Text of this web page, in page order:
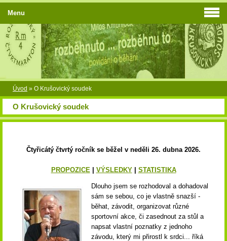
Úvod » O Krušovický soudek
O Krušovický soudek
Čtyřicátý čtvrtý ročník se běžel v neděli 26. dubna 2026.
PROPOZICE| VÝSLEDKY| STATISTIKA
Dlouho jsem se rozhodoval a dohadoval
sám se sebou, co je vlastně snazší -
běhat, závodit, organizovat různé
sportovní akce, či zasednout za stůl a
napsat vlastní poznatky z jednoho
závodu, který mi přirostl k srdci... říká
Menu